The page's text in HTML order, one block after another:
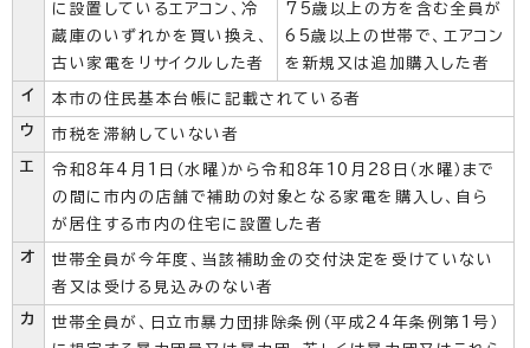
に設置しているエアコン、冷
蔵庫のいずれかを買い換え、
古い家電をリサイクルした者
75歳以上の方を含む全員が
65歳以上の世帯で、エアコン
を新規又は追加購入した者
イ 本市の住民基本台帳に記載されている者
ウ 市税を滞納していない者
エ
令和8年4月1日（水曜）から令和8年10月28日（水曜）まで
の間に市内の店舗で補助の対象となる家電を購入し、自ら
が居住する市内の住宅に設置した者
オ
世帯全員が今年度、当該補助金の交付決定を受けていない
者又は受ける見込みのない者
カ
世帯全員が、日立市暴力団排除条例（平成24年条例第1号）